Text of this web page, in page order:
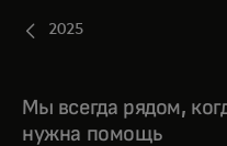
2025
Мы всегда рядом,
нужна помощь